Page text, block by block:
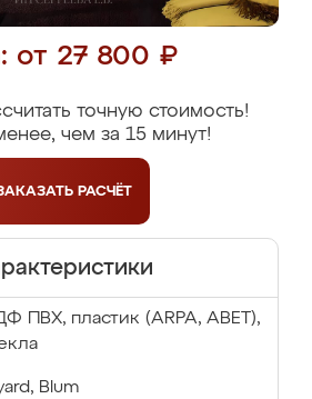
от 27 800 ₽
точную стоимость!
чем за 15 минут!
РАСЧЁТ
ПВХ, пластик (ARPA, ABET),
Blum